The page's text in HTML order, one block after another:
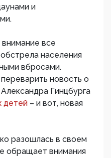
и
все
населения
вбросами.
новость о
Гинцбурга
детей – и вот, новая
разошлась в своем
обращает внимания